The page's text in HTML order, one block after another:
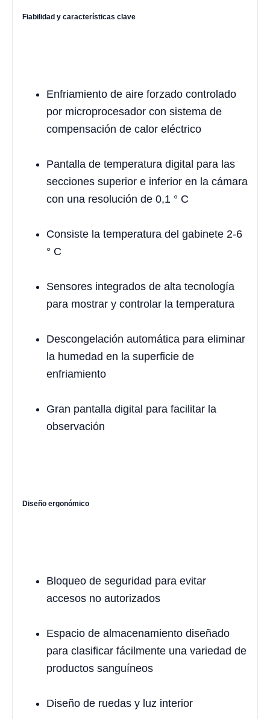
Fiabilidad y características clave
Enfriamiento de aire forzado controlado
por microprocesador con sistema de
compensación de calor eléctrico
Pantalla de temperatura digital para las
secciones superior e inferior en la cámara
con una resolución de 0,1 ° C
Consiste la temperatura del gabinete 2-6
° C
Sensores integrados de alta tecnología
para mostrar y controlar la temperatura
Descongelación automática para eliminar
la humedad en la superficie de
enfriamiento
Gran pantalla digital para facilitar la
observación
Diseño ergonómico
Bloqueo de seguridad para evitar
accesos no autorizados
Espacio de almacenamiento diseñado
para clasificar fácilmente una variedad de
productos sanguíneos
Diseño de ruedas y luz interior